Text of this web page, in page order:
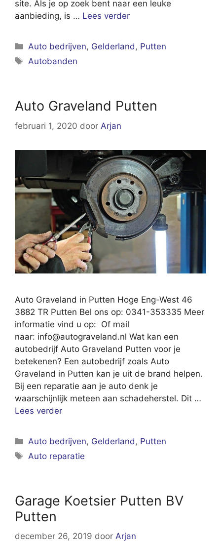
site. Als je op zoek bent naar een leuke
aanbieding, is … Lees verder
Categorieën
Auto bedrijven, Gelderland, Putten
Tags
Autobanden
Auto Graveland Putten
februari 1, 2020 door Arjan
Auto Graveland in Putten Hoge Eng-West 46
3882 TR Putten Bel ons op: 0341-353335 Meer
informatie vind u op: Of mail
naar: info@autograveland.nl Wat kan een
autobedrijf Auto Graveland Putten voor je
betekenen? Een autobedrijf zoals Auto
Graveland in Putten kan je uit de brand helpen.
Bij een reparatie aan je auto denk je
waarschijnlijk meteen aan schadeherstel. Dit …
Lees verder
Categorieën
Auto bedrijven, Gelderland , Putten
Tags
Auto reparatie
Garage Koetsier Putten BV
Putten
december 26, 2019 door Arjan